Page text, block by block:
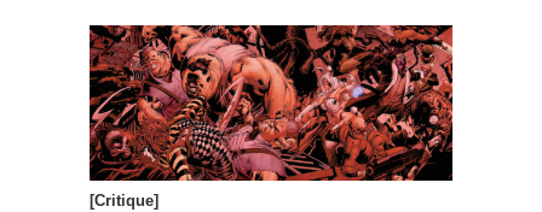
[Critique]